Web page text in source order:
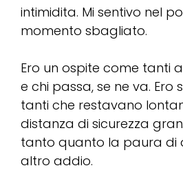
intimidita. Mi sentivo nel
momento sbagliato.
Ero un ospite come tanti
e chi passa, se ne va. Ero
tanti che restavano
distanza di sicurezza
tanto quanto la paura di
altro addio.